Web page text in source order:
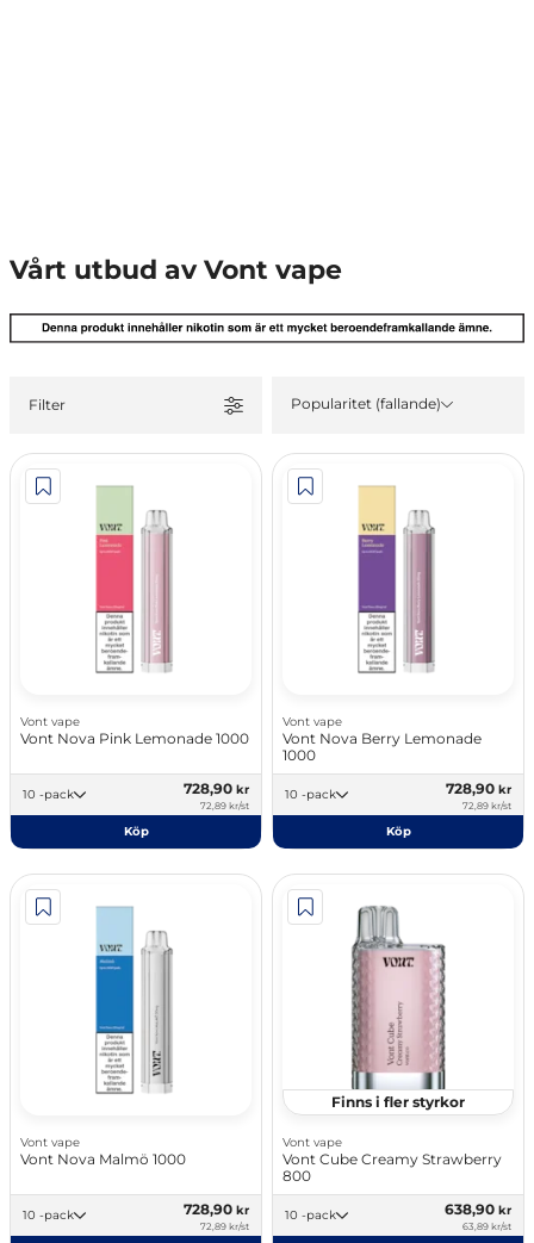
Vårt utbud av Vont vape
Filter Popularitet (fallande)
Vont vape
Vont Nova Pink Lemonade 1000
10 -pack 728,90 kr
72,89 kr/st
Köp
Vont vape
Vont Nova Berry Lemonade
1000
10 -pack 728,90 kr
72,89 kr/st
Köp
Vont vape
Vont Nova Malmö 1000
10 -pack 728,90 kr
72,89 kr/st
Finns i fler styrkor
Vont vape
Vont Cube Creamy Strawberry
800
10 -pack 638,90 kr
63,89 kr/st